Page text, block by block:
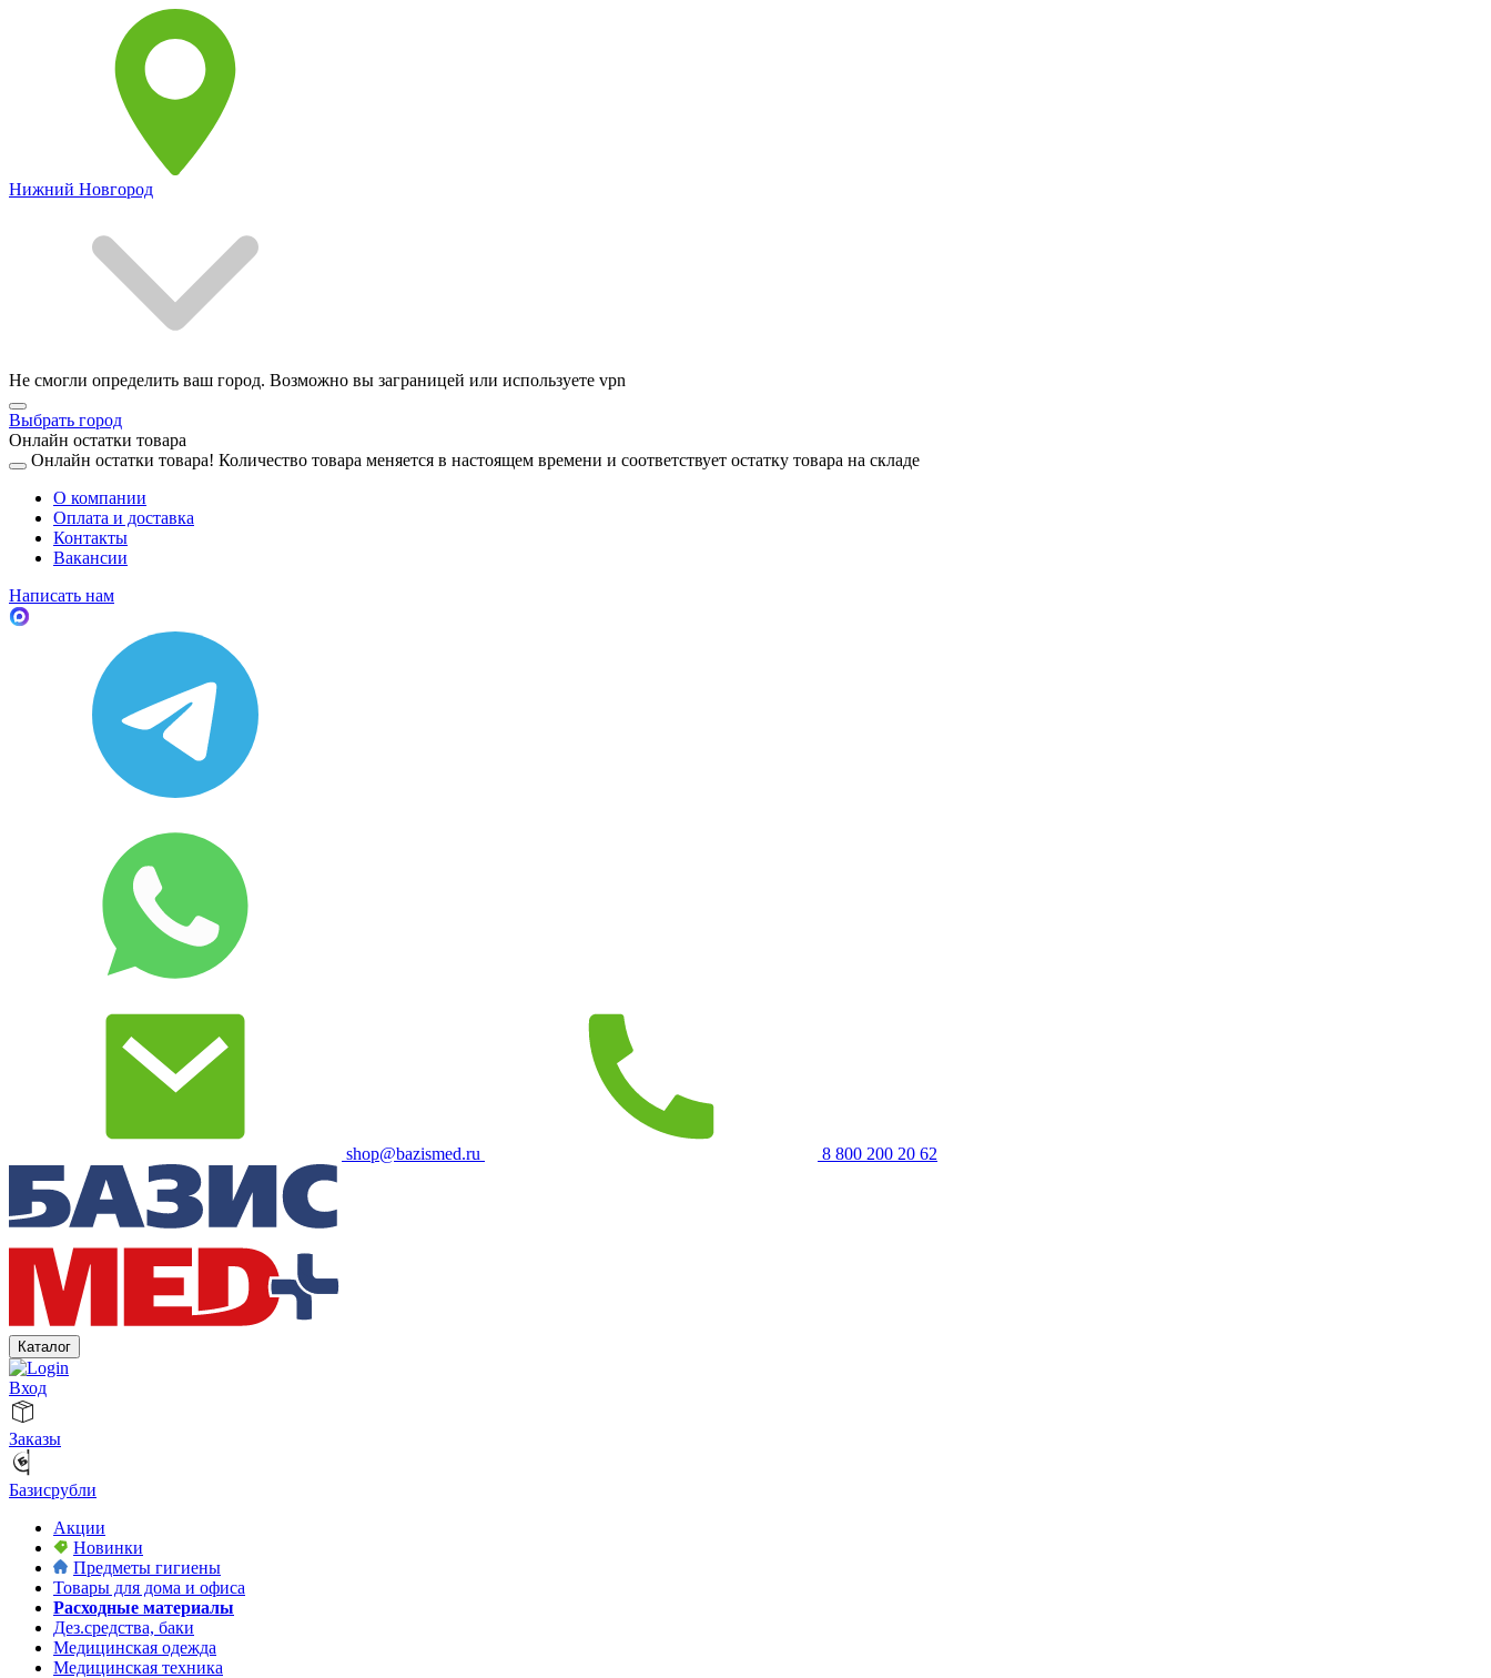
Нижний Новгород
Не смогли определить ваш город. Возможно вы заграницей или используете vpn
Выбрать город
Онлайн остатки товара
Онлайн остатки товара! Количество товара меняется в настоящем времени и соответствует остатку товара на складе
О компании
Оплата и доставка
Контакты
Вакансии
Написать нам
shop@bazismed.ru 8 800 200 20 62
Каталог
Вход
Заказы
Базисрубли
Акции
Новинки
Предметы гигиены
Товары для дома и офиса
Расходные материалы
Дез.средства, баки
Медицинская одежда
Медицинская техника